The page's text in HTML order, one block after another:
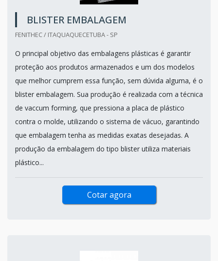
BLISTER EMBALAGEM
FENITHEC / ITAQUAQUECETUBA - SP
O principal objetivo das embalagens plásticas é garantir
proteção aos produtos armazenados e um dos modelos
que melhor cumprem essa função, sem dúvida alguma, é o
blister embalagem. Sua produção é realizada com a técnica
de vaccum forming, que pressiona a placa de plástico
contra o molde, utilizando o sistema de vácuo, garantindo
que embalagem tenha as medidas exatas desejadas. A
produção da embalagem do tipo blister utiliza materiais
plástico...
Cotar agora